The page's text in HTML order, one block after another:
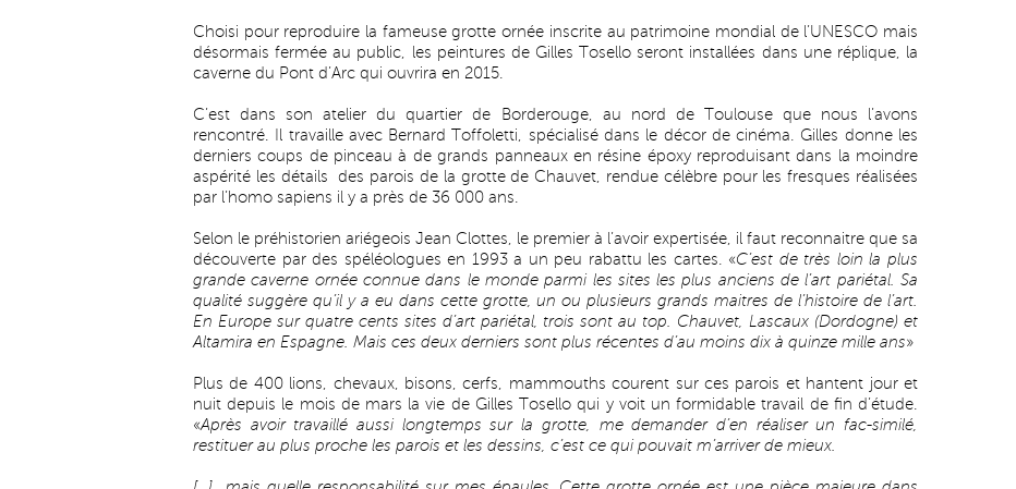
Choisi pour reproduire la fameuse grotte ornée inscrite au patrimoine mondial de l’UNESCO mais
désormais fermée au public, les peintures de Gilles Tosello seront installées dans une réplique, la
caverne du Pont d’Arc qui ouvrira en 2015.
C’est dans son atelier du quartier de Borderouge, au nord de Toulouse que nous l’avons
rencontré. Il travaille avec Bernard Toffoletti, spécialisé dans le décor de cinéma. Gilles donne les
derniers coups de pinceau à de grands panneaux en résine époxy reproduisant dans la moindre
aspérité les détails des parois de la grotte de Chauvet, rendue célèbre pour les fresques réalisées
par l’homo sapiens il y a près de 36 000 ans.
Selon le préhistorien ariégeois Jean Clottes, le premier à l’avoir expertisée, il faut reconnaitre que sa
découverte par des spéléologues en 1993 a un peu rabattu les cartes. «C’est de très loin la plus
grande caverne ornée connue dans le monde parmi les sites les plus anciens de l’art pariétal. Sa
qualité suggère qu’il y a eu dans cette grotte, un ou plusieurs grands maitres de l’histoire de l’art.
En Europe sur quatre cents sites d’art pariétal, trois sont au top. Chauvet, Lascaux (Dordogne) et
Altamira en Espagne. Mais ces deux derniers sont plus récentes d’au moins dix à quinze mille ans»
Plus de 400 lions, chevaux, bisons, cerfs, mammouths courent sur ces parois et hantent jour et
nuit depuis le mois de mars la vie de Gilles Tosello qui y voit un formidable travail de fin d’étude.
«Après avoir travaillé aussi longtemps sur la grotte, me demander d’en réaliser un fac-similé,
restituer au plus proche les parois et les dessins, c’est ce qui pouvait m’arriver de mieux.